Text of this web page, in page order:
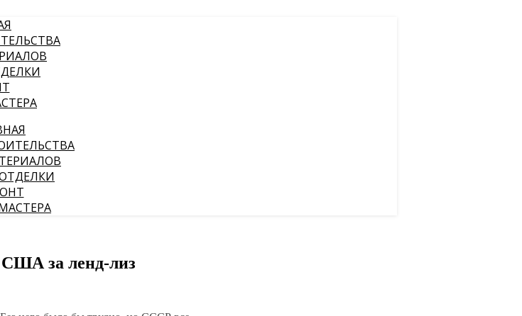
США за ленд-лиз